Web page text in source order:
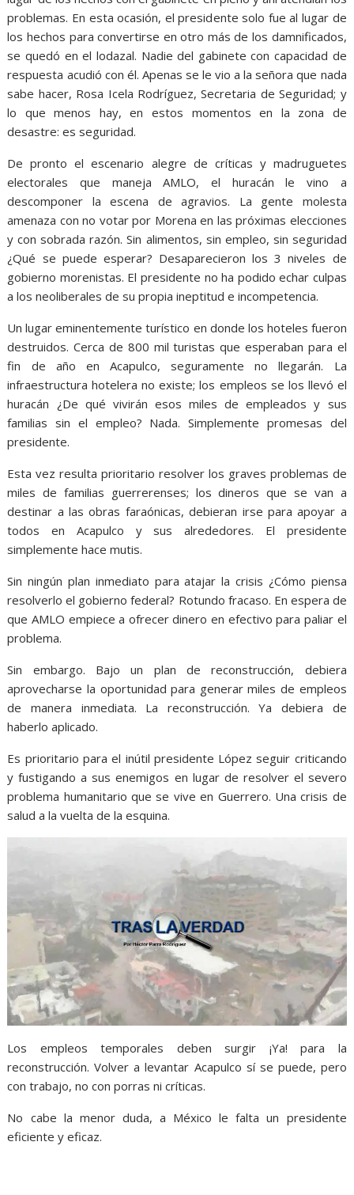
problemas. En esta ocasión, el presidente solo fue al lugar de
los hechos para convertirse en otro más de los damnificados,
se quedó en el lodazal. Nadie del gabinete con capacidad de
respuesta acudió con él. Apenas se le vio a la señora que nada
sabe hacer, Rosa Icela Rodríguez, Secretaria de Seguridad; y
lo que menos hay, en estos momentos en la zona de
desastre: es seguridad.
De pronto el escenario alegre de críticas y madruguetes
electorales que maneja AMLO, el huracán le vino a
descomponer la escena de agravios. La gente molesta
amenaza con no votar por Morena en las próximas elecciones
y con sobrada razón. Sin alimentos, sin empleo, sin seguridad
¿Qué se puede esperar? Desaparecieron los 3 niveles de
gobierno morenistas. El presidente no ha podido echar culpas
a los neoliberales de su propia ineptitud e incompetencia.
Un lugar eminentemente turístico en donde los hoteles fueron
destruidos. Cerca de 800 mil turistas que esperaban para el
fin de año en Acapulco, seguramente no llegarán. La
infraestructura hotelera no existe; los empleos se los llevó el
huracán ¿De qué vivirán esos miles de empleados y sus
familias sin el empleo? Nada. Simplemente promesas del
presidente.
Esta vez resulta prioritario resolver los graves problemas de
miles de familias guerrerenses; los dineros que se van a
destinar a las obras faraónicas, debieran irse para apoyar a
todos en Acapulco y sus alrededores. El presidente
simplemente hace mutis.
Sin ningún plan inmediato para atajar la crisis ¿Cómo piensa
resolverlo el gobierno federal? Rotundo fracaso. En espera de
que AMLO empiece a ofrecer dinero en efectivo para paliar el
problema.
Sin embargo. Bajo un plan de reconstrucción, debiera
aprovecharse la oportunidad para generar miles de empleos
de manera inmediata. La reconstrucción. Ya debiera de
haberlo aplicado.
Es prioritario para el inútil presidente López seguir criticando
y fustigando a sus enemigos en lugar de resolver el severo
problema humanitario que se vive en Guerrero. Una crisis de
salud a la vuelta de la esquina.
Los empleos temporales deben surgir ¡Ya! para la
reconstrucción. Volver a levantar Acapulco sí se puede, pero
con trabajo, no con porras ni críticas.
No cabe la menor duda, a México le falta un presidente
eficiente y eficaz.